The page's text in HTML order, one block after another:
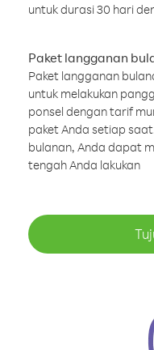
untuk durasi 30 hari
Paket langganan
Paket langganan
untuk melakukan
ponsel dengan tarif
paket Anda setiap
bulanan, Anda dapat
tengah Anda lakukan